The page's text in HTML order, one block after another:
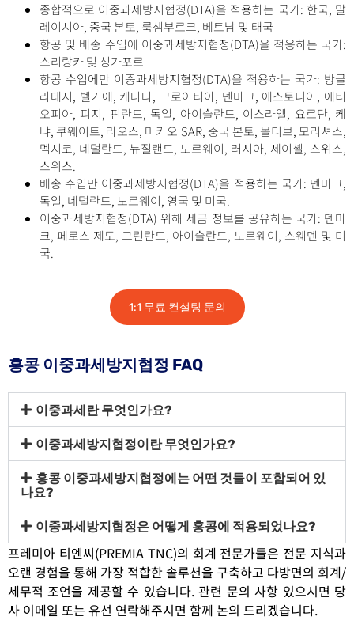
종합적으로 이중과세방지협정(DTA)을 적용하는 국가: 한국, 말
레이시아, 중국 본토, 룩셈부르크, 베트남 및 태국
항공 및 배송 수입에 이중과세방지협정(DTA)을 적용하는 국가:
스리랑카 및 싱가포르
항공 수입에만 이중과세방지협정(DTA)을 적용하는 국가: 방글
라데시, 벨기에, 캐나다, 크로아티아, 덴마크, 에스토니아, 에티
오피아, 피지, 핀란드, 독일, 아이슬란드, 이스라엘, 요르단, 케
냐, 쿠웨이트, 라오스, 마카오 SAR, 중국 본토, 몰디브, 모리셔스,
멕시코, 네덜란드, 뉴질랜드, 노르웨이, 러시아, 세이셸, 스위스,
스위스.
배송 수입만 이중과세방지협정(DTA)을 적용하는 국가: 덴마크,
독일, 네덜란드, 노르웨이, 영국 및 미국.
이중과세방지협정(DTA) 위해 세금 정보를 공유하는 국가: 덴마
크, 페로스 제도, 그린란드, 아이슬란드, 노르웨이, 스웨덴 및 미
국.
1:1 무료 컨설팅 문의
홍콩 이중과세방지협정 FAQ
이중과세란 무엇인가요?
이중과세방지협정이란 무엇인가요?
홍콩 이중과세방지협정에는 어떤 것들이 포함되어 있
나요? ​
이중과세방지협정은 어떻게 홍콩에 적용되었나요?
프레미아 티엔씨(PREMIA TNC)의 회계 전문가들은 전문 지식과
오랜 경험을 통해 가장 적합한 솔루션을 구축하고 다방면의 회계/
세무적 조언을 제공할 수 있습니다.관련 문의 사항 있으시면 당
사 이메일 또는 유선 연락해주시면 함께 논의 드리겠습니다.